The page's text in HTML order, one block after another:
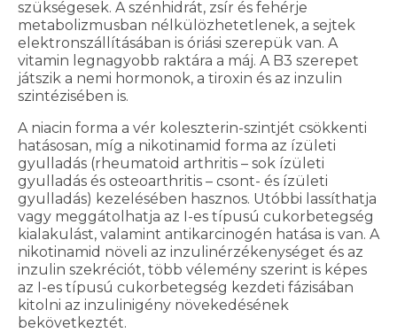
szükségesek. A szénhidrát, zsír és fehérje
metabolizmusban nélkülözhetetlenek, a sejtek
elektronszállításában is óriási szerepük van. A
vitamin legnagyobb raktára a máj. A B3 szerepet
játszik a nemi hormonok, a tiroxin és az inzulin
szintézisében is.
A niacin forma a vér koleszterin-szintjét csökkenti
hatásosan, míg a nikotinamid forma az ízületi
gyulladás (rheumatoid arthritis – sok ízületi
gyulladás és osteoarthritis – csont- és ízületi
gyulladás) kezelésében hasznos. Utóbbi lassíthatja
vagy meggátolhatja az I-es típusú cukorbetegség
kialakulást, valamint antikarcinogén hatása is van. A
nikotinamid növeli az inzulinérzékenységet és az
inzulin szekréciót, több vélemény szerint is képes
az I-es típusú cukorbetegség kezdeti fázisában
kitolni az inzulinigény növekedésének
bekövetkeztét.